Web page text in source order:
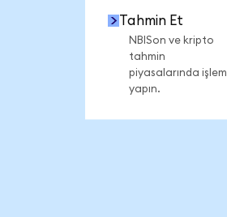
Tahmin Et
NBISon ve kripto
tahmin
piyasalarında işlem
yapın.